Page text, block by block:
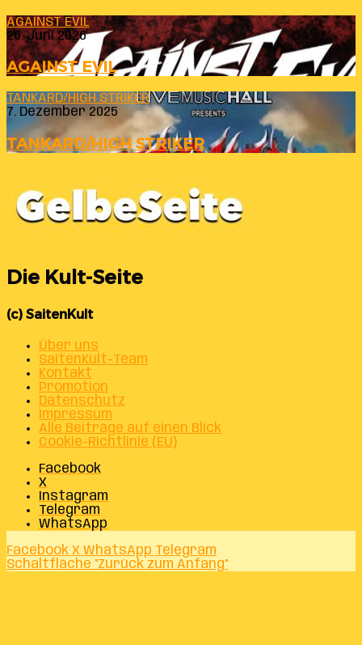
AGAINST EVIL
26. Juni 2026
AGAINST EVIL
TANKARD/HIGH STRIKER
7. Dezember 2025
TANKARD/HIGH STRIKER
Die Kult-Seite
(c) SaitenKult
Über uns
SaitenKult-Team
Kontakt
Promotion
Datenschutz
Impressum
Alle Beiträge auf einen Blick
Cookie-Richtlinie (EU)
Facebook
X
Instagram
Telegram
WhatsApp
Facebook X WhatsApp Telegram
Schaltfläche "Zurück zum Anfang"